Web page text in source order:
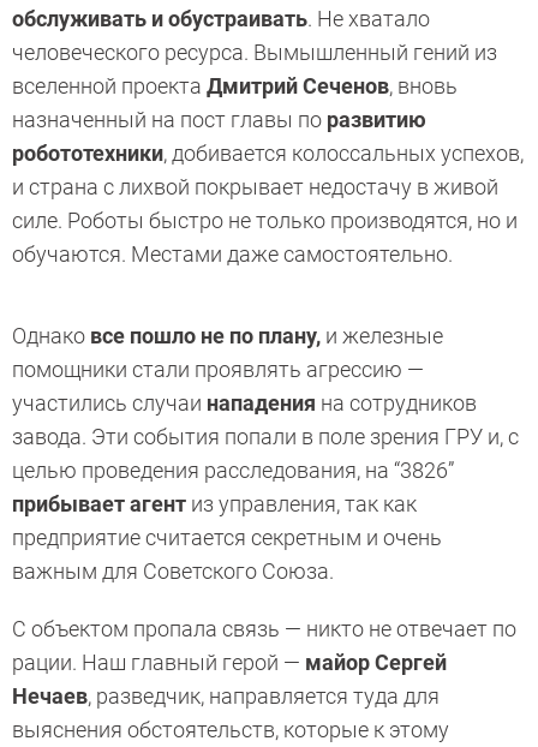
обслуживать и обустраивать. Не хватало
человеческого ресурса. Вымышленный гений из
вселенной проекта Дмитрий Сеченов, вновь
назначенный на пост главы по развитию
робототехники, добивается колоссальных успехов,
и страна с лихвой покрывает недостачу в живой
силе. Роботы быстро не только производятся, но и
обучаются. Местами даже самостоятельно.
Однако все пошло не по плану, и железные
помощники стали проявлять агрессию —
участились случаи нападения на сотрудников
завода. Эти события попали в поле зрения ГРУ и, с
целью проведения расследования, на “3826”
прибывает агент из управления, так как
предприятие считается секретным и очень
важным для Советского Союза.
С объектом пропала связь — никто не отвечает по
рации. Наш главный герой — майор Сергей
Нечаев, разведчик, направляется туда для
выяснения обстоятельств, которые к этому